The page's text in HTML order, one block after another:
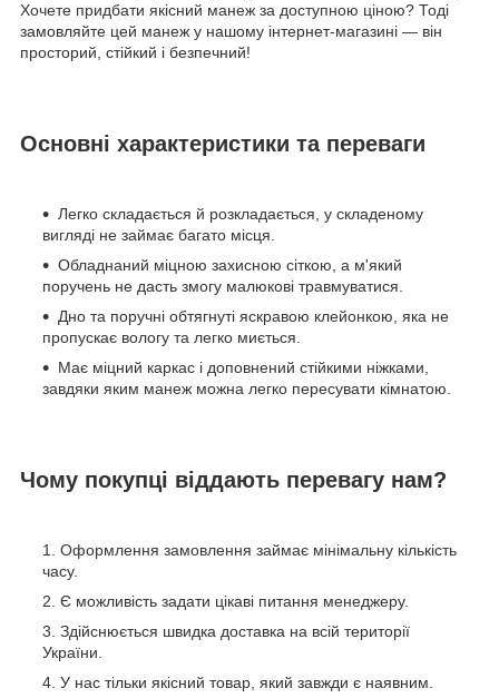
Хочете придбати якісний манеж за доступною ціною? Тоді
замовляйте цей манеж у нашому інтернет-магазині — він
просторий, стійкий і безпечний!
Основні характеристики та переваги
Легко складається й розкладається, у складеному
вигляді не займає багато місця.
Обладнаний міцною захисною сіткою, а м'який
поручень не дасть змогу малюкові травмуватися.
Дно та поручні обтягнуті яскравою клейонкою, яка не
пропускає вологу та легко миється.
Має міцний каркас і доповнений стійкими ніжками,
завдяки яким манеж можна легко пересувати кімнатою.
Чому покупці віддають перевагу нам?
Оформлення замовлення займає мінімальну кількість
часу.
Є можливість задати цікаві питання менеджеру.
Здійснюється швидка доставка на всій території
України.
У нас тільки якісний товар, який завжди є наявним.